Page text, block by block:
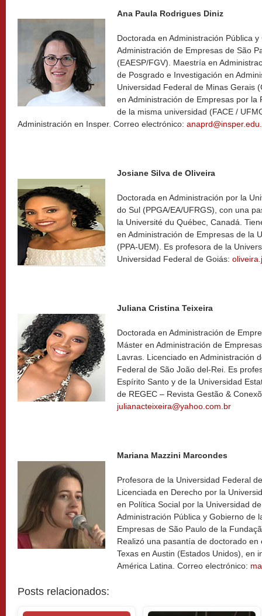
Ana Paula Rodrigues Diniz
Doctorada en Administración Pública
Administración de Empresas de São
(EAESP/FGV). Maestría en
de Posgrado e Investigación en
Universidad Federal de Minas Gerais
en Administración de Empresas por la
de la misma universidad (FACE /
Administración en Insper. Correo electrónico:
Josiane Silva de Oliveira
Doctorada en Administración por la
do Sul (PPGA/EA/UFRGS), con una
la Université du Québec, Canadá.
en Administración de Empresas de la
(PPA-UEM). Es profesora de la
Universidad Federal de Goiás:
Juliana Cristina Teixeira
Doctorada en Administración de
Máster en Administración de
Lavras. Licenciado en Administración
Federal de São João del-Rei. Es
Espírito Santo y de la Universidad
de REGEC – Revista Gestão &
julianacteixeira@yahoo.com.br
Mariana Mazzini Marcondes
Profesora de la Universidad Federal
Licenciada en Derecho por la
en Política Social por la Universidad
Administración Pública y Gobierno de
Empresas de São Paulo de la
Realizó una pasantía de doctorado
Texas en Austin (Estados Unidos), en
América Latina. Correo electrónico:
Posts relacionados: